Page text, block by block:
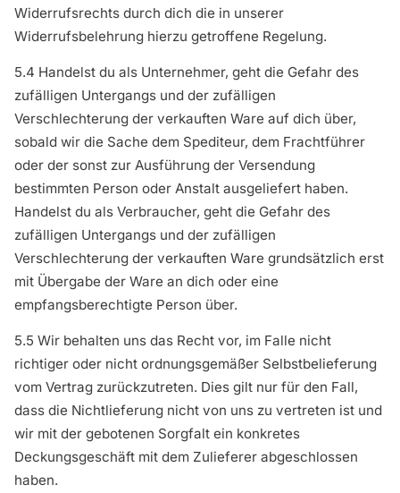
Widerrufsrechts durch dich die in unserer
Widerrufsbelehrung hierzu getroffene Regelung.
5.4 Handelst du als Unternehmer, geht die Gefahr des
zufälligen Untergangs und der zufälligen
Verschlechterung der verkauften Ware auf dich über,
sobald wir die Sache dem Spediteur, dem Frachtführer
oder der sonst zur Ausführung der Versendung
bestimmten Person oder Anstalt ausgeliefert haben.
Handelst du als Verbraucher, geht die Gefahr des
zufälligen Untergangs und der zufälligen
Verschlechterung der verkauften Ware grundsätzlich erst
mit Übergabe der Ware an dich oder eine
empfangsberechtigte Person über.
5.5 Wir behalten uns das Recht vor, im Falle nicht
richtiger oder nicht ordnungsgemäßer Selbstbelieferung
vom Vertrag zurückzutreten. Dies gilt nur für den Fall,
dass die Nichtlieferung nicht von uns zu vertreten ist und
wir mit der gebotenen Sorgfalt ein konkretes
Deckungsgeschäft mit dem Zulieferer abgeschlossen
haben.